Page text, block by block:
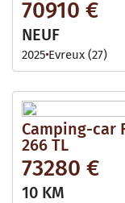
70910 €
NEUF
2025 Evreux (27)
Camping-car
266 TL
73280 €
10 KM